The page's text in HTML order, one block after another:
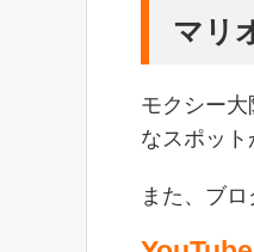
マリ
モクシー
なスポット
また、ブ